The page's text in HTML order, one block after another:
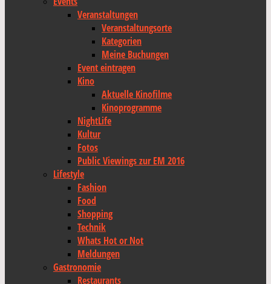
Veranstaltungen
Veranstaltungsorte
Kategorien
Meine Buchungen
Event eintragen
Kino
Aktuelle Kinofilme
Kinoprogramme
NightLife
Kultur
Fotos
Public Viewings zur EM 2016
Lifestyle
Fashion
Food
Shopping
Technik
Whats Hot or Not
Meldungen
Gastronomie
Restaurants